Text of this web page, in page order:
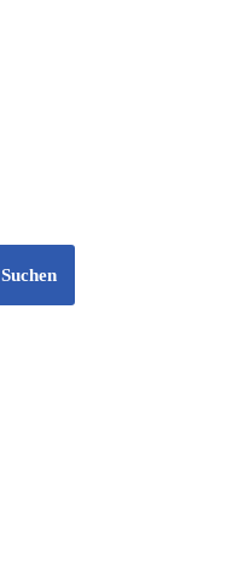
Suchen